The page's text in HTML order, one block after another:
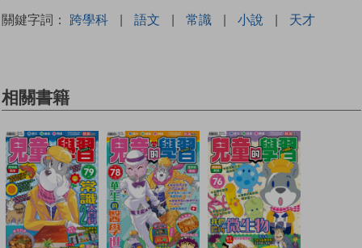
關鍵字詞： 跨學科 | 語文 | 常識 | 小說 | 天才
相關書籍